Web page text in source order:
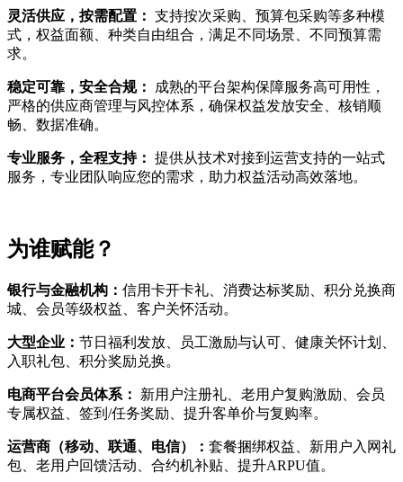
灵活供应，按需配置： 支持按次采购、预算包采购等多种模
式，权益面额、种类自由组合，满足不同场景、不同预算需
求。
稳定可靠，安全合规：
成熟的平台架构保障服务高可用性，
严格的供应商管理与风控体系，确保权益发放安全、核销顺
畅、数据准确。
专业服务，全程支持： 提供从技术对接到运营支持的一站式
服务，专业团队响应您的需求，助力权益活动高效落地。
为谁赋能？
银行与金融机构： 信用卡开卡礼、消费达标奖励、积分兑换商
城、会员等级权益、客户关怀活动。
大型企业： 节日福利发放、员工激励与认可、健康关怀计划、
入职礼包、积分奖励兑换。
电商平台会员体系：
新用户注册礼、老用户复购激励、会员
专属权益、签到/任务奖励、提升客单价与复购率。
运营商（移动、联通、电信）： 套餐捆绑权益、新用户入网礼
包、老用户回馈活动、合约机补贴、提升ARPU值。